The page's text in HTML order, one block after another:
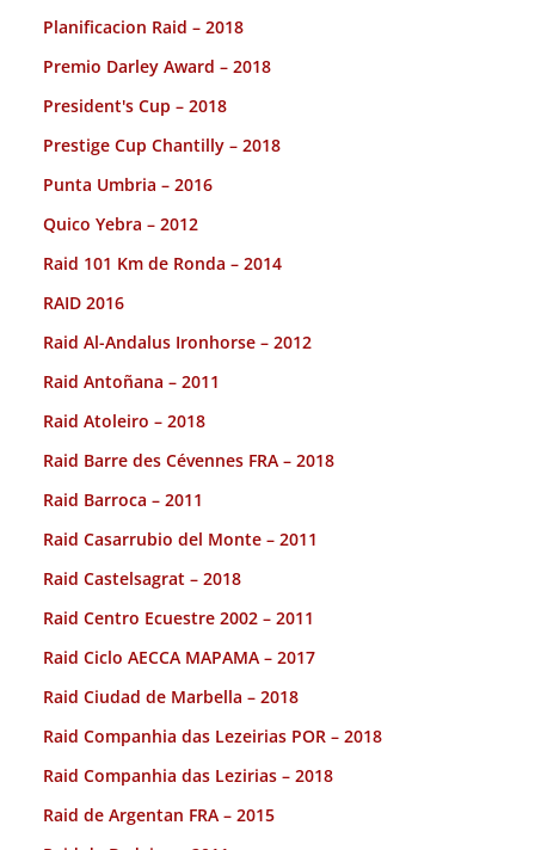
Planificacion Raid – 2018
Premio Darley Award – 2018
President's Cup – 2018
Prestige Cup Chantilly – 2018
Punta Umbria – 2016
Quico Yebra – 2012
Raid 101 Km de Ronda – 2014
RAID 2016
Raid Al-Andalus Ironhorse – 2012
Raid Antoñana – 2011
Raid Atoleiro – 2018
Raid Barre des Cévennes FRA – 2018
Raid Barroca – 2011
Raid Casarrubio del Monte – 2011
Raid Castelsagrat – 2018
Raid Centro Ecuestre 2002 – 2011
Raid Ciclo AECCA MAPAMA – 2017
Raid Ciudad de Marbella – 2018
Raid Companhia das Lezeirias POR – 2018
Raid Companhia das Lezirias – 2018
Raid de Argentan FRA – 2015